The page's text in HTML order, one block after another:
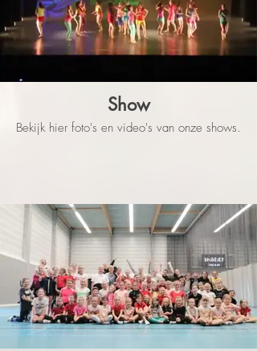
Show
Bekijk hier foto's en video's van onze shows.